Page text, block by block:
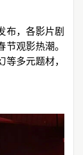
布，各影片剧
观影热潮。
多元题材，